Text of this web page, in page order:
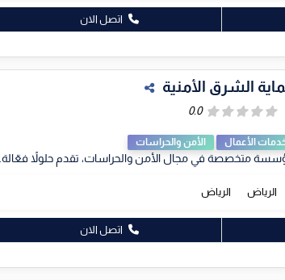
اتصل الان
الشرق الأمنية
الأعمال الأمن والحراسات
متخصصة في مجال الأمن والحراسات، تقدم حلولاً فعّالة...
الرياض الرياض
اتصل الان